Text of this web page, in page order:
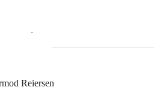
Reiersen